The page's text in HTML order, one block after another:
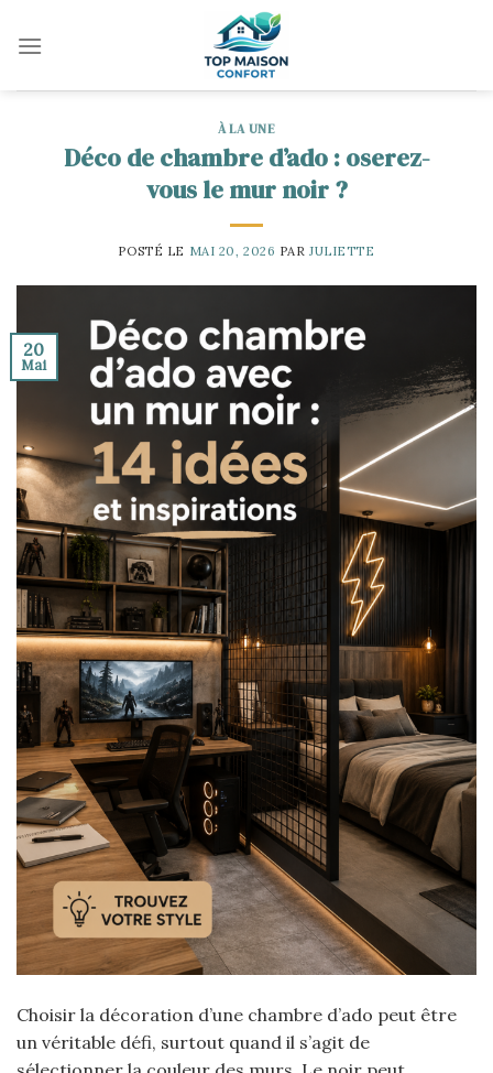
À LA UNE
Déco de chambre d’ado : oserez-
vous le mur noir ?
POSTÉ LE MAI 20, 2026 PARJULIETTE
20
Mai
Choisir la décoration d’une chambre d’ado peut être
un véritable défi, surtout quand il s’agit de